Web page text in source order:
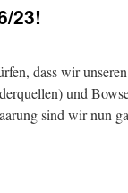
23!
dass wir
und
sind wir nun